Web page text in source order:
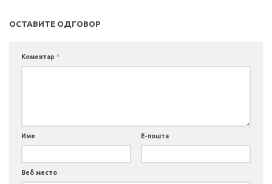
ОСТАВИТЕ ОДГОВОР
Коментар *
Име Е-пошта
Веб место